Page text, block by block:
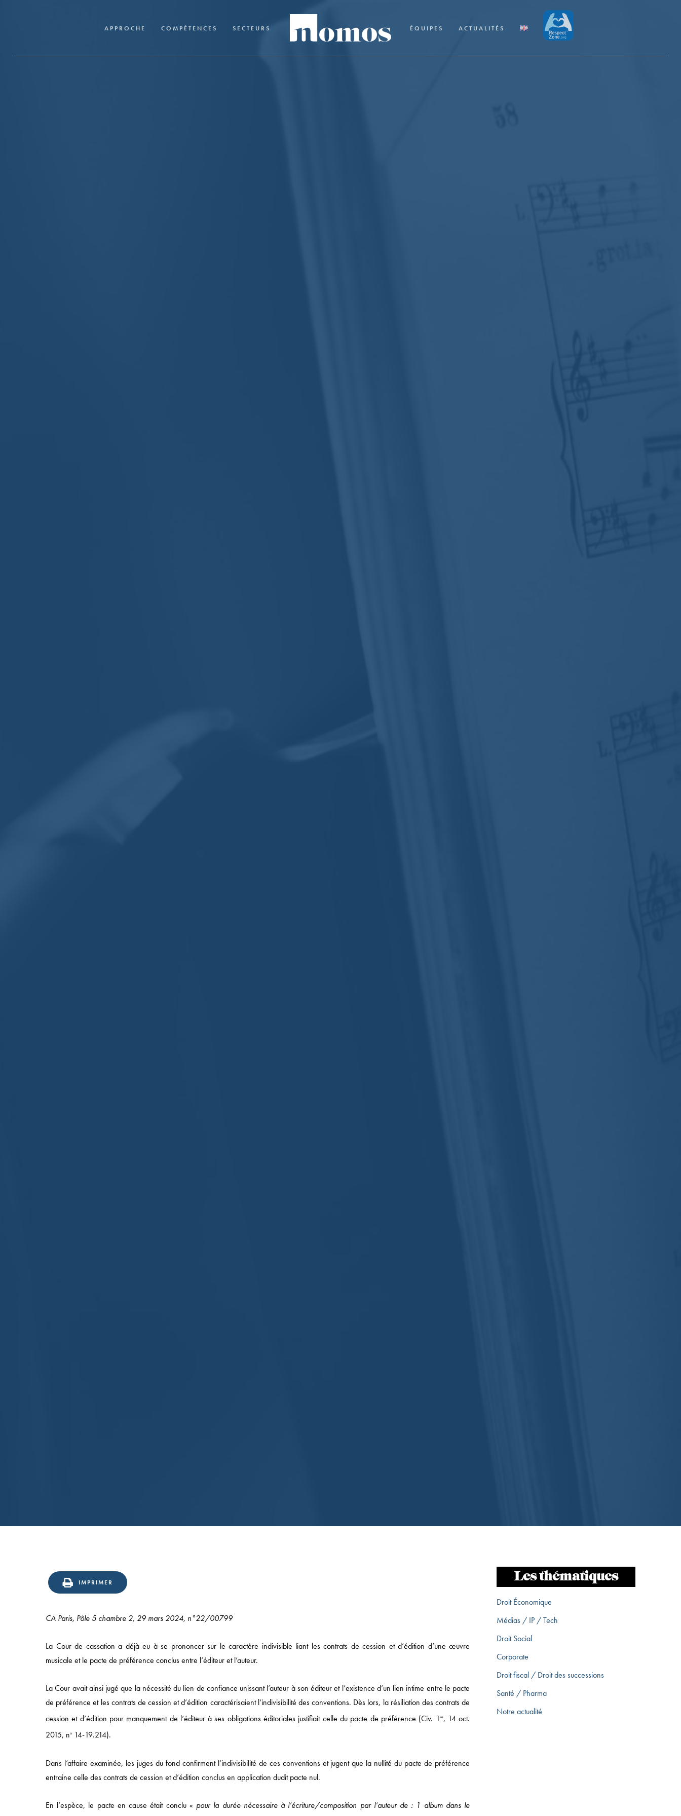
APPROCHE COMPÉTENCES SECTEURS ÉQUIPES ACTUALITÉS
IMPRIMER
CA Paris, Pôle 5 chambre 2, 29 mars 2024, n°22/00799
La Cour de cassation a déjà eu à se prononcer sur le caractère indivisible liant les contrats de cession et d’édition d’une œuvre
musicale et le pacte de préférence conclus entre l’éditeur et l’auteur.
La Cour avait ainsi jugé que la nécessité du lien de confiance unissant l’auteur à son éditeur et l’existence d’un lien intime entre le pacte
de préférence et les contrats de cession et d’édition caractérisaient l’indivisibilité des conventions. Dès lors, la résiliation des contrats de
cession et d’édition pour manquement de l’éditeur à ses obligations éditoriales justifiait celle du pacte de préférence (Civ. 1 re, 14 oct.
2015, no 14-19.214).
Dans l’affaire examinée, les juges du fond confirment l’indivisibilité de ces conventions et jugent que la nullité du pacte de préférence
entraine celle des contrats de cession et d’édition conclus en application dudit pacte nul.
En l’espèce, le pacte en cause était conclu « pour la durée nécessaire à l’écriture/composition par l’auteur de : 1 album dans le
Les thématiques
Droit Économique
Médias / IP / Tech
Droit Social
Corporate
Droit fiscal / Droit des successions
Santé / Pharma
Notre actualité
Accès rapide
ACCUEIL DROIT ÉCONOMIQUE